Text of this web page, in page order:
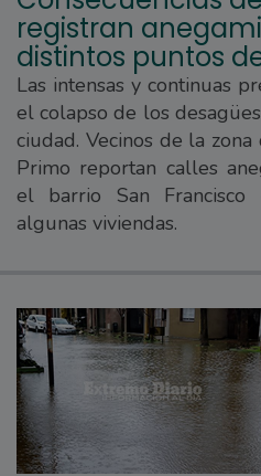
registran
distintos puntos
Las intensas y continuas
el colapso de los
ciudad. Vecinos de la
Primo reportan calles
el barrio San
algunas viviendas.